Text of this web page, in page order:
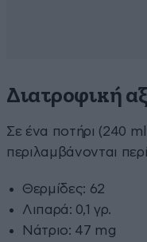
Διατροφική
Σε ένα ποτήρι (240
περιλαμβάνονται
Θερμίδες: 62
Λιπαρά: 0,1 γρ.
Νάτριο: 47 mg